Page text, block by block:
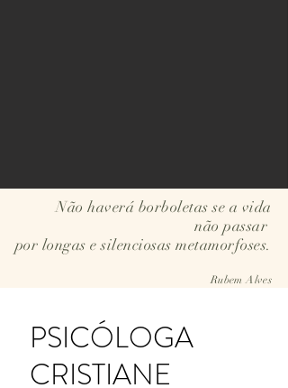
Não haverá borboletas se a vida
não passar
por longas e silenciosas metamorfoses.
Rubem Alves
PSICÓLOGA
CRISTIANE